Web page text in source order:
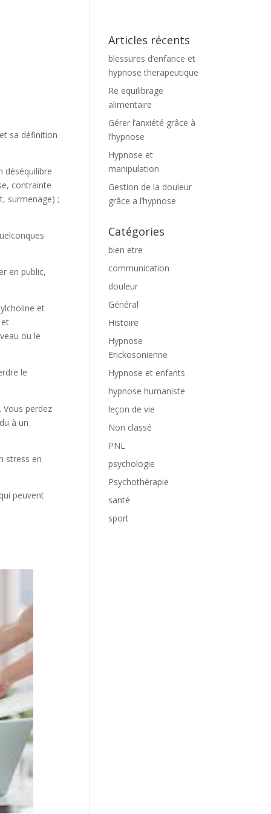
sa définition
déséquilibre
contrainte
surmenage) ;
en public,
et
ou le
le
Vous perdez
à un
stress en
peuvent
Articles récents
blessures d’enfance et
hypnose therapeutique
Re equilibrage
alimentaire
Gérer l’anxiété grâce à
l’hypnose
Hypnose et
manipulation
Gestion de la douleur
grâce a l’hypnose
Catégories
bien etre
communication
douleur
Général
Histoire
Hypnose
Erickosonienne
Hypnose et enfants
hypnose humaniste
leçon de vie
Non classé
PNL
psychologie
Psychothérapie
santé
sport